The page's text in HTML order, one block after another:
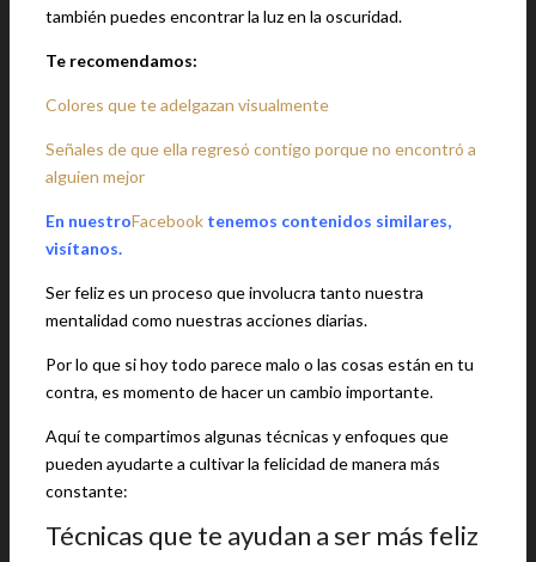
también puedes encontrar la luz en la oscuridad.
Te recomendamos:
Colores que te adelgazan visualmente
Señales de que ella regresó contigo porque no encontró a
alguien mejor
En nuestroFacebook tenemos contenidos similares,
visítanos.
Ser feliz es un proceso que involucra tanto nuestra
mentalidad como nuestras acciones diarias.
Por lo que si hoy todo parece malo o las cosas están en tu
contra, es momento de hacer un cambio importante.
Aquí te compartimos algunas técnicas y enfoques que
pueden ayudarte a cultivar la felicidad de manera más
constante:
Técnicas que te ayudan a ser más feliz